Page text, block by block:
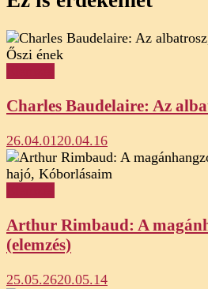
Charles Baudelaire: Az
26.04.0120.04.16
Arthur Rimbaud: A
(elemzés)
25.05.2620.05.14